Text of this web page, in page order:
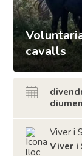
cavalls
Viver i
Viver i